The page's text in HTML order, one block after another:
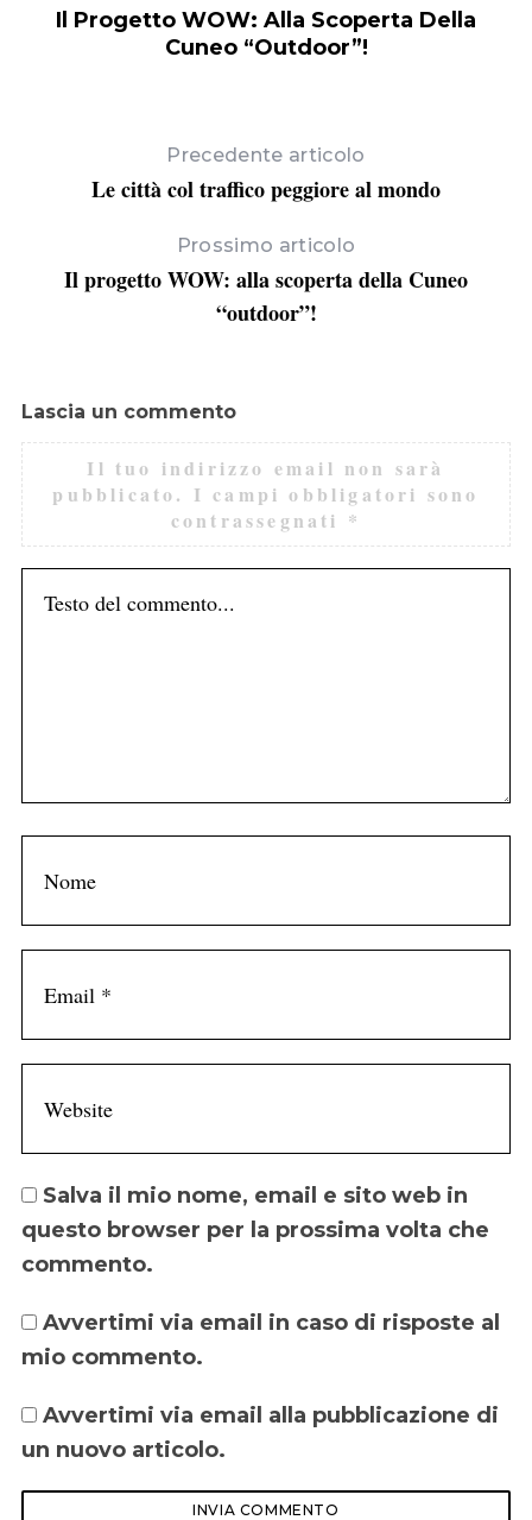
Il Progetto WOW: Alla Scoperta Della
Cuneo “outdoor”!
Precedente articolo
Le città col traffico peggiore al mondo
Prossimo articolo
Il progetto WOW: alla scoperta della Cuneo
“outdoor”!
Lascia un commento
Il tuo indirizzo email non sarà
pubblicato. I campi obbligatori sono
contrassegnati *
Salva il mio nome, email e sito web in
questo browser per la prossima volta che
commento.
Avvertimi via email in caso di risposte al
mio commento.
Avvertimi via email alla pubblicazione di
un nuovo articolo.